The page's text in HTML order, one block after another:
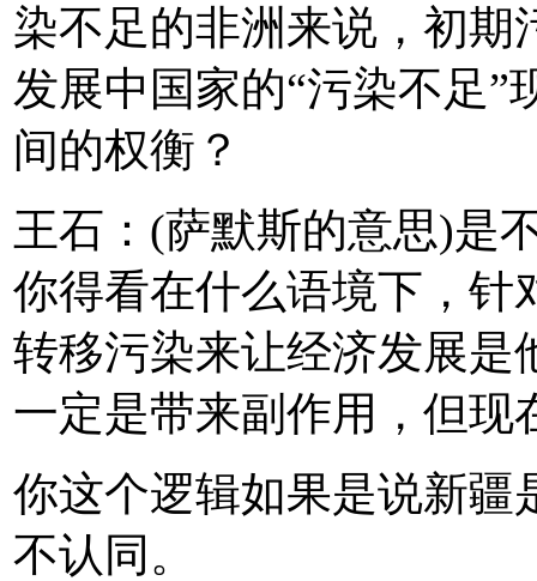
染不足的非洲来说，初期
发展中国家的“污染不足
间的权衡？
王石：(萨默斯的意思)是
你得看在什么语境下，针
转移污染来让经济发展是
一定是带来副作用，但现
你这个逻辑如果是说新疆
不认同。